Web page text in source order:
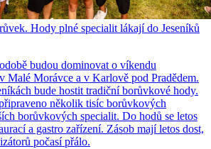
Hody plné specialit lákají do Jeseníků
budou dominovat o víkendu
Malé Morávce a v Karlově pod Pradědem.
bude hostit tradiční borůvkové hody.
několik tisíc borůvkových
borůvkových specialit. Do hodů se letos
a gastro zařízení. Zásob mají letos dost,
počasí přálo.